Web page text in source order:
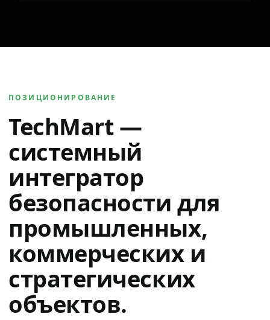
ПОЗИЦИОНИРОВАНИЕ
TechMart —
системный
интегратор
безопасности для
промышленных,
коммерческих и
стратегических
объектов.